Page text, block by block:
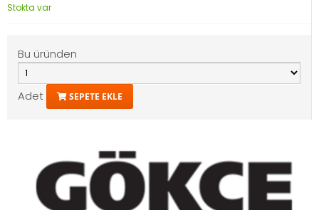
Stokta var
Bu üründen
Adet SEPETE EKLE